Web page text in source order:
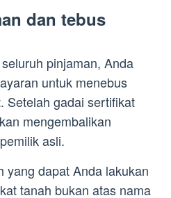
dan tebus
pinjaman, Anda
untuk menebus
Setelah gadai sertifikat
mengembalikan
asli.
yang dapat Anda lakukan
tanah bukan atas nama